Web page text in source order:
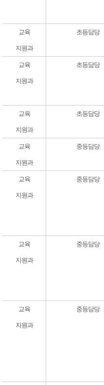
교육
지원과
초등담당
교육
지원과
초등담당
교육
지원과
초등담당
교육
지원과
중등담당
교육
지원과
중등담당
교육
지원과
중등담당
교육
지원과
중등담당